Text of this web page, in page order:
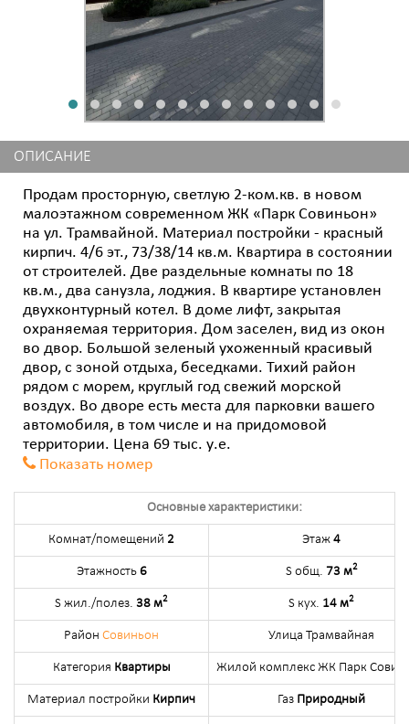
ОПИСАНИЕ
Продам просторную, светлую 2-ком.кв. в новом
малоэтажном современном ЖК «Парк Совиньон»
на ул. Трамвайной. Материал постройки - красный
кирпич. 4/6 эт., 73/38/14 кв.м. Квартира в состоянии
от строителей. Две раздельные комнаты по 18
кв.м., два санузла, лоджия. В квартире установлен
двухконтурный котел. В доме лифт, закрытая
охраняемая территория. Дом заселен, вид из окон
во двор. Большой зеленый ухоженный красивый
двор, с зоной отдыха, беседками. Тихий район
рядом с морем, круглый год свежий морской
воздух. Во дворе есть места для парковки вашего
автомобиля, в том числе и на придомовой
территории. Цена 69 тыс. у.е.
Показать номер
Основные характеристики:
Комнат/помещений 2 Этаж 4
Этажность 6 S общ. 73 м2
S жил./полез. 38 м2 S кух. 14 м2
Район Совиньон Улица Трамвайная
Категория Квартиры Жилой комплекс ЖК Парк
Материал постройки Кирпич Газ Природный